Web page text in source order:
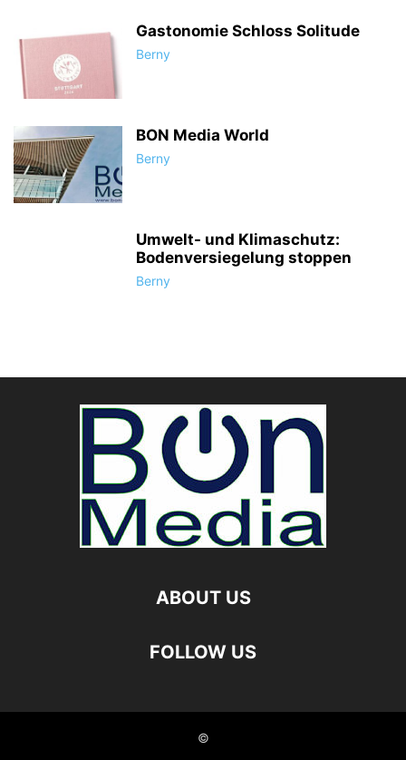
Gastonomie Schloss Solitude
Berny
BON Media World
Berny
Umwelt- und Klimaschutz:
Bodenversiegelung stoppen
Berny
ABOUT US
FOLLOW US
©